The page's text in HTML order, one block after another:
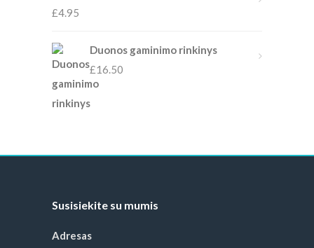
£4.95
Duonos gaminimo rinkinys
£16.50
Susisiekite su mumis
Adresas